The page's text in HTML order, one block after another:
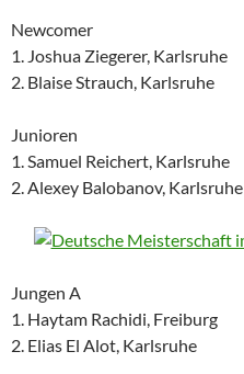
Newcomer
1. Joshua Ziegerer, Karlsruhe
2. Blaise Strauch, Karlsruhe
Junioren
1. Samuel Reichert, Karlsruhe
2. Alexey Balobanov, Karlsruhe
Jungen A
1. Haytam Rachidi, Freiburg
2. Elias El Alot, Karlsruhe